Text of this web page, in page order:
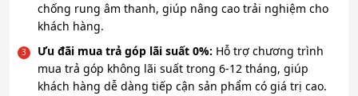
chống rung âm thanh, giúp nâng cao trải nghiệm cho
khách hàng.
Ưu đãi mua trả góp lãi suất 0%: Hỗ trợ chương trình
mua trả góp không lãi suất trong 6-12 tháng, giúp
khách hàng dễ dàng tiếp cận sản phẩm có giá trị cao.